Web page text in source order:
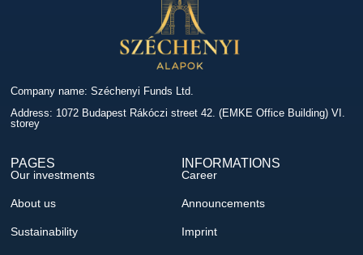
Company name: Széchenyi Funds Ltd.
Address: 1072 Budapest Rákóczi street 42. (EMKE Office Building) VI.
storey
PAGES
Our investments
About us
Sustainability
INFORMATIONS
Career
Announcements
Imprint